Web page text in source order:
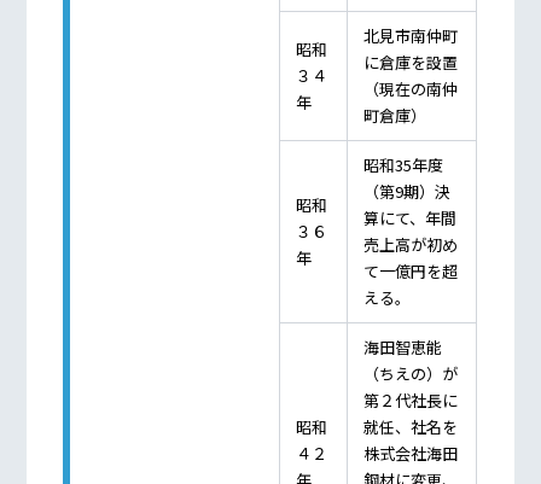
昭和
３４
年
北見市南仲町
に倉庫を設置
（現在の南仲
町倉庫）
昭和
３６
年
昭和35年度
（第9期）決
算にて、年間
売上高が初め
て一億円を超
える。
昭和
４２
海田智恵能
（ちえの）が
第２代社長に
就任、社名を
株式会社海田